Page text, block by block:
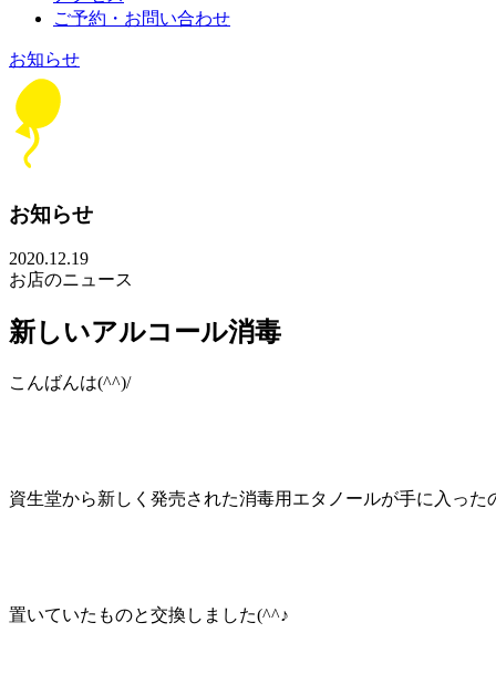
ご予約・お問い合わせ
お知らせ
お知らせ
2020.12.19
お店のニュース
新しいアルコール消毒
こんばんは(^^)/
資生堂から新しく発売された消毒用エタノールが手に入った
置いていたものと交換しました(^^♪